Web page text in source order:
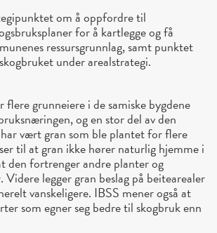
om å oppfordre til
for å kartlegge og få
ressursgrunnlag, samt punktet
under arealstrategi.
flere grunneiere i de samiske bygdene
og en stor del av den
vært gran som ble plantet for flere
til at gran ikke hører naturlig hjemme i
den fortrenger andre planter og
Videre legger gran beslag på beitearealer
vanskeligere. IBSS mener også at
som egner seg bedre til skogbruk enn